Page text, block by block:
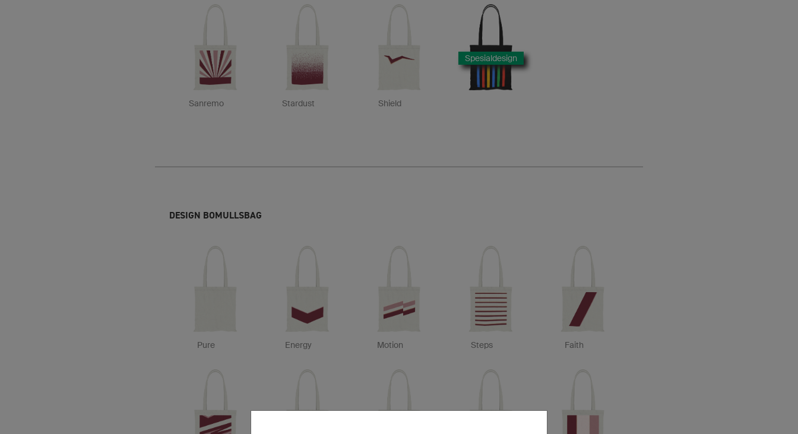
Sanremo Stardust Shield
Spesialdesign
DESIGN BOMULLSBAG
Pure Energy Motion Steps Faith